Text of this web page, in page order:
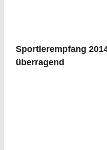
Sportlerempfang
überragend